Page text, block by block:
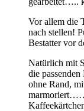
Vor allem die
nach stellen!
Bestatter vor
Natürlich mit
die
ohne Rand,